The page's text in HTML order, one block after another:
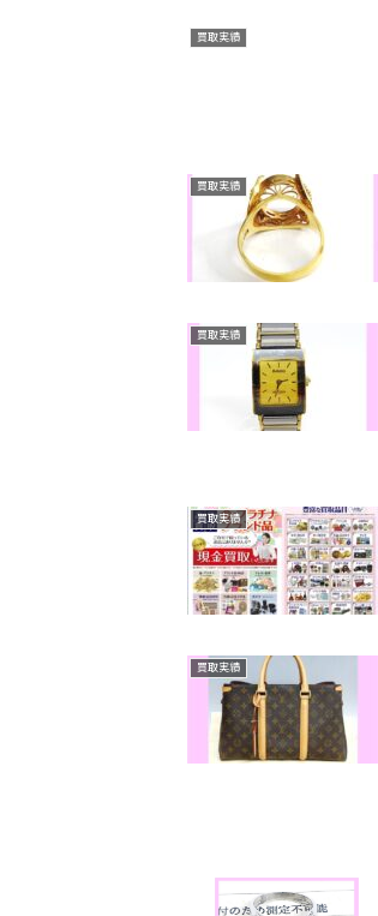
買取実績
買取実績
買取実績
買取実績
買取実績